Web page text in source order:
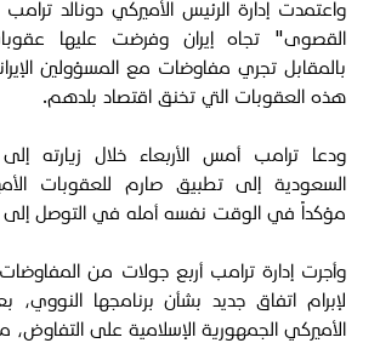
واعتمدت إدارة الرئيس الأميركي دونالد
القصوى" تجاه إيران وفرضت عليها
بالمقابل تجري مفاوضات مع المسؤولين
هذه العقوبات التي تخنق اقتصاد بلدهم.
ودعا ترامب أمس الأربعاء خلال زيارته إلى
السعودية إلى تطبيق صارم للعقوبات
مؤكداً في الوقت نفسه أمله في التوصل إلى
وأجرت إدارة ترامب أربع جولات من
لإبرام اتفاق جديد بشأن برنامجها
الأميركي الجمهورية الإسلامية على